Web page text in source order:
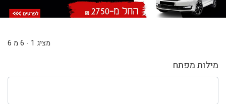
מילות מפתח
מציג 1 - 6 מ 6